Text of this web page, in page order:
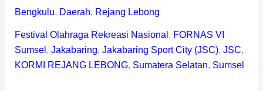
Bengkulu, Daerah, Rejang Lebong
Festival Olahraga Rekreasi Nasional , FORNAS VI
Sumsel , Jakabaring, Jakabaring Sport City (JSC), JSC,
KORMI REJANG LEBONG, Sumatera Selatan, Sumsel